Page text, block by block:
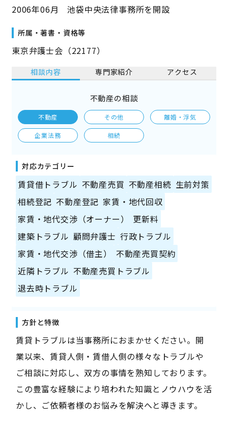
2006年06月 池袋中央法律事務所を開設
所属・著書・資格等
東京弁護士会（22177）
相談内容 専門家紹介 アクセス
不動産の相談
不動産 その他 離婚・浮気
企業法務 相続
対応カテゴリー
賃貸借トラブル 不動産売買 不動産相続 生前対策
相続登記 不動産登記 家賃・地代回収
家賃・地代交渉（オーナー）
更新料
建築トラブル 顧問弁護士 行政トラブル
家賃・地代交渉（借主）
不動産売買契約
近隣トラブル 不動産売買トラブル
退去時トラブル
方針と特徴
賃貸トラブルは当事務所におまかせください。開
業以来、賃貸人側・賃借人側の様々なトラブルや
ご相談に対応し、双方の事情を熟知しております。
この豊富な経験により培われた知識とノウハウを活
かし、ご依頼者様のお悩みを解決へと導きます。